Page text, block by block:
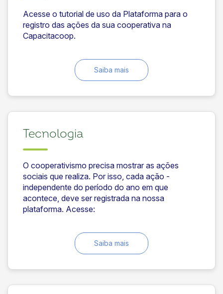
Acesse o tutorial de uso da Plataforma para o
registro das ações da sua cooperativa na
Capacitacoop.
Saiba mais
Tecnologia
O cooperativismo precisa mostrar as ações
sociais que realiza. Por isso, cada ação -
independente do período do ano em que
acontece, deve ser registrada na nossa
plataforma. Acesse:
Saiba mais